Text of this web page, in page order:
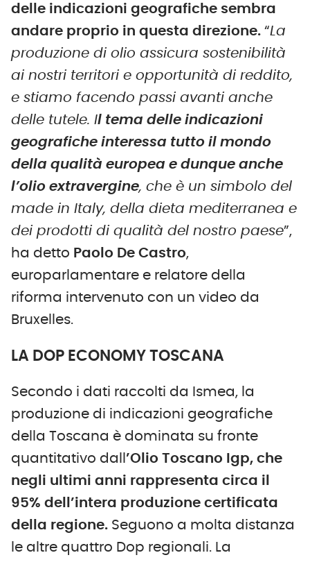
delle indicazioni geografiche sembra
andare proprio in questa direzione. “La
produzione di olio assicura sostenibilità
ai nostri territori e opportunità di reddito,
e stiamo facendo passi avanti anche
delle tutele. Il tema delle indicazioni
geografiche interessa tutto il mondo
della qualità europea e dunque anche
l’olio extravergine, che è un simbolo del
made in Italy, della dieta mediterranea e
dei prodotti di qualità del nostro paese”,
ha detto Paolo De Castro,
europarlamentare e relatore della
riforma intervenuto con un video da
Bruxelles.
LA DOP ECONOMY TOSCANA
Secondo i dati raccolti da Ismea, la
produzione di indicazioni geografiche
della Toscana è dominata su fronte
quantitativo dall ’Olio Toscano Igp, che
negli ultimi anni rappresenta circa il
95% dell’intera produzione certificata
della regione. Seguono a molta distanza
le altre quattro Dop regionali. La